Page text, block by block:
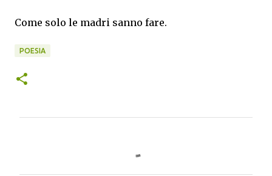
Come solo le madri sanno fare.
POESIA